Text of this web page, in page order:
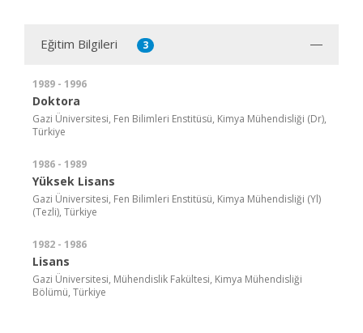
Eğitim Bilgileri 3
1989 - 1996
Doktora
Gazi Üniversitesi, Fen Bilimleri Enstitüsü, Kimya Mühendisliği (Dr),
Türkiye
1986 - 1989
Yüksek Lisans
Gazi Üniversitesi, Fen Bilimleri Enstitüsü, Kimya Mühendisliği (Yl)
(Tezli), Türkiye
1982 - 1986
Lisans
Gazi Üniversitesi, Mühendislik Fakültesi, Kimya Mühendisliği
Bölümü, Türkiye